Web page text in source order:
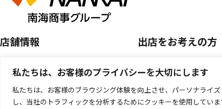
私たちは、お客様のプライバシーを大切にします
私たちは、お客様のブラウジング体験を向上させ、パーソナライ
し、当社のトラフィックを分析するためにクッキーを使用してい
店舗情報
店舗を探す
開催中のPOP UP SHOP
出店をお考えの方
空き区画のご案内
催事店舗出店のご案
キッチンカー出店の